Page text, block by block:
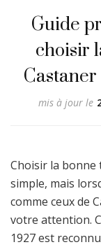
Guide
choisir
mis à jour le
Choisir la bonne
simple, mais
comme ceux de
votre attention.
1927 est